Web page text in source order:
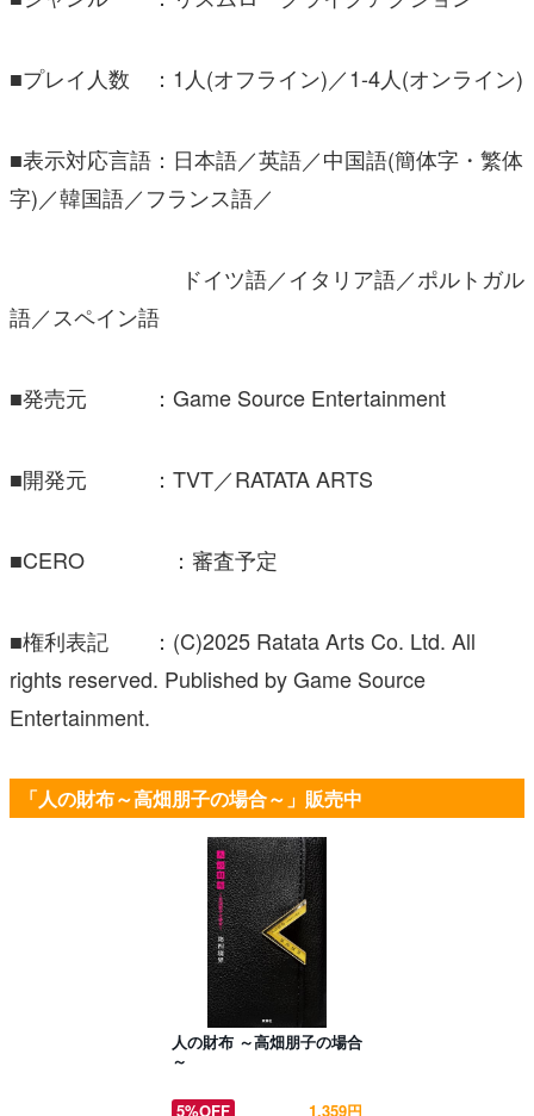
■プレイ人数 ：1人(オフライン)／1-4人(オンライン)
■表示対応言語：日本語／英語／中国語(簡体字・繁体
字)／韓国語／フランス語／
ドイツ語／イタリア語／ポルトガル
語／スペイン語
■発売元 ：Game Source Entertainment
■開発元 ：TVT／RATATA ARTS
■CERO ：審査予定
■権利表記 ：(C)2025 Ratata Arts Co. Ltd. All
rights reserved. Published by Game Source
Entertainment.
「人の財布～高畑朋子の場合～」販売中
人の財布 ～高畑朋子の場合
～
5%OFF 1,359円